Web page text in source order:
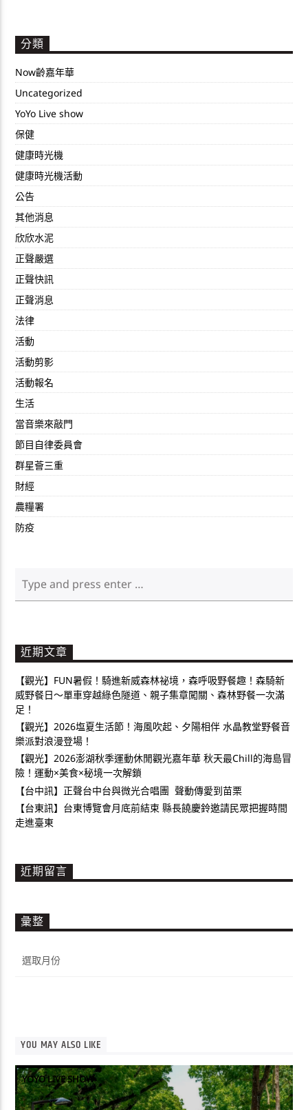
分類
Now齡嘉年華
Uncategorized
YoYo Live show
保健
健康時光機
健康時光機活動
公告
其他消息
欣欣水泥
正聲嚴選
正聲快訊
正聲消息
法律
活動
活動剪影
活動報名
生活
當音樂來敲門
節目自律委員會
群星薈三重
財經
農糧署
防疫
近期文章
【觀光】FUN暑假！騎進新威森林祕境，森呼吸野餐趣！森騎新
威野餐日～單車穿越綠色隧道、親子集章闖關、森林野餐一次滿
足！
【觀光】2026塩夏生活節！海風吹起、夕陽相伴 水晶教堂野餐音
樂派對浪漫登場！
【觀光】2026澎湖秋季運動休閒觀光嘉年華 秋天最Chill的海島冒
險！運動×美食×秘境一次解鎖
【台中訊】正聲台中台與微光合唱團 聲動傳愛到苗栗
【台東訊】台東博覽會月底前結束 縣長饒慶鈴邀請民眾把握時間
走進臺東
近期留言
彙整
整
YOU MAY ALSO LIKE
YOYO LIVE SHOW